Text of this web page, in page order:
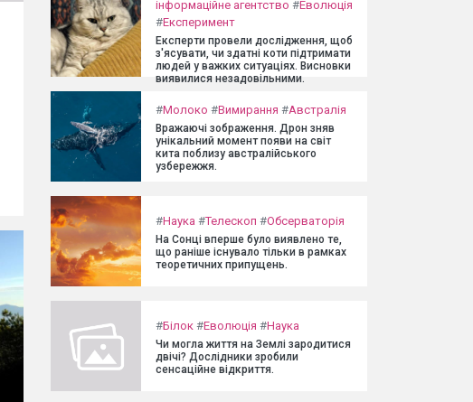
інформаційне агентство #Еволюція
#Експеримент
Експерти провели дослідження, щоб
з'ясувати, чи здатні коти підтримати
людей у важких ситуаціях. Висновки
виявилися незадовільними.
#Молоко #Вимирання #Австралія
Вражаючі зображення. Дрон зняв
унікальний момент появи на світ
кита поблизу австралійського
узбережжя.
#Наука #Телескоп #Обсерваторія
На Сонці вперше було виявлено те,
що раніше існувало тільки в рамках
теоретичних припущень.
#Білок #Еволюція #Наука
Чи могла життя на Землі зародитися
двічі? Дослідники зробили
сенсаційне відкриття.